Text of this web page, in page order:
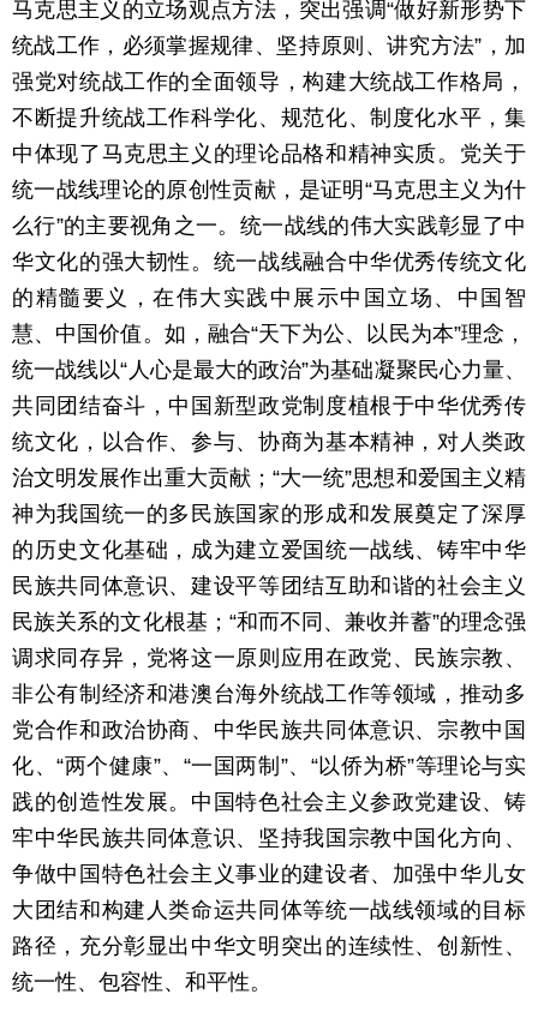
马克思主义的立场观点方法，突出强调“做好新形势下
统战工作，必须掌握规律、坚持原则、讲究方法”，加
强党对统战工作的全面领导，构建大统战工作格局，
不断提升统战工作科学化、规范化、制度化水平，集
中体现了马克思主义的理论品格和精神实质。党关于
统一战线理论的原创性贡献，是证明“马克思主义为什
么行”的主要视角之一。统一战线的伟大实践彰显了中
华文化的强大韧性。统一战线融合中华优秀传统文化
的精髓要义，在伟大实践中展示中国立场、中国智
慧、中国价值。如，融合“天下为公、以民为本”理念，
统一战线以“人心是最大的政治”为基础凝聚民心力量、
共同团结奋斗，中国新型政党制度植根于中华优秀传
统文化，以合作、参与、协商为基本精神，对人类政
治文明发展作出重大贡献；“大一统”思想和爱国主义精
神为我国统一的多民族国家的形成和发展奠定了深厚
的历史文化基础，成为建立爱国统一战线、铸牢中华
民族共同体意识、建设平等团结互助和谐的社会主义
民族关系的文化根基；“和而不同、兼收并蓄”的理念强
调求同存异，党将这一原则应用在政党、民族宗教、
非公有制经济和港澳台海外统战工作等领域，推动多
党合作和政治协商、中华民族共同体意识、宗教中国
化、“两个健康”、“一国两制”、“以侨为桥”等理论与实
践的创造性发展。中国特色社会主义参政党建设、铸
牢中华民族共同体意识、坚持我国宗教中国化方向、
争做中国特色社会主义事业的建设者、加强中华儿女
大团结和构建人类命运共同体等统一战线领域的目标
路径，充分彰显出中华文明突出的连续性、创新性、
统一性、包容性、和平性。